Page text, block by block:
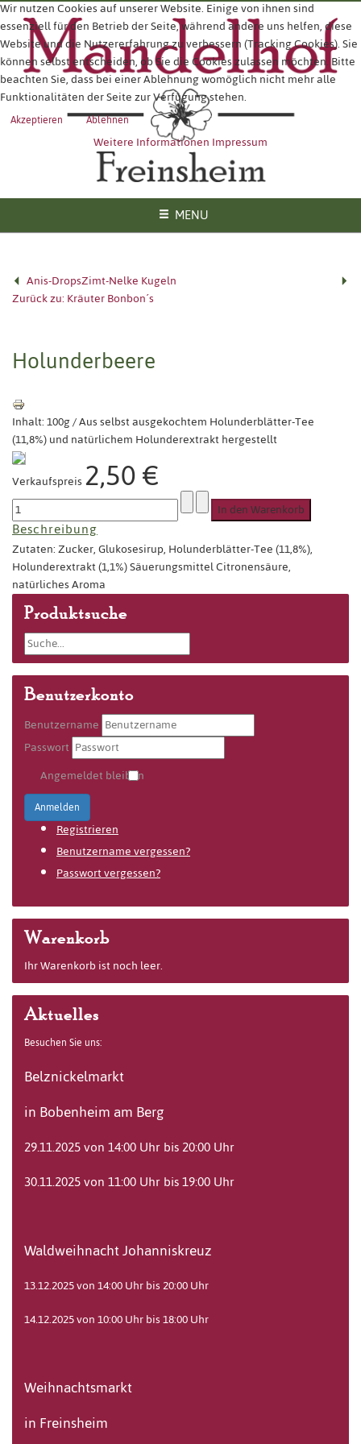
MENU
Anis-DropsZimt-Nelke Kugeln
Zurück zu: Kräuter Bonbon´s
Holunderbeere
Inhalt: 100g / Aus selbst ausgekochtem Holunderblätter-Tee
(11,8%) und natürlichem Holunderextrakt hergestellt
Verkaufspreis2,50 €
Beschreibung
Zutaten: Zucker, Glukosesirup, Holunderblätter-Tee (11,8%),
Holunderextrakt (1,1%) Säuerungsmittel Citronensäure,
natürliches Aroma
Produktsuche
Benutzerkonto
Benutzername
Passwort
Angemeldet bleiben
Anmelden
Registrieren
Benutzername vergessen?
Passwort vergessen?
Warenkorb
Ihr Warenkorb ist noch leer.
Aktuelles
Besuchen Sie uns:
Belznickelmarkt
in Bobenheim am Berg
29.11.2025 von 14:00 Uhr bis 20:00 Uhr
30.11.2025 von 11:00 Uhr bis 19:00 Uhr
Waldweihnacht Johanniskreuz
13.12.2025 von 14:00 Uhr bis 20:00 Uhr
14.12.2025 von 10:00 Uhr bis 18:00 Uhr
Weihnachtsmarkt
in Freinsheim
Wir nutzen Cookies auf unserer Website. Einige von ihnen sind
essenziell für den Betrieb der Seite, während andere uns helfen, diese
Website und die Nutzererfahrung zu verbessern (Tracking Cookies). Sie
können selbst entscheiden, ob Sie die Cookies zulassen möchten. Bitte
beachten Sie, dass bei einer Ablehnung womöglich nicht mehr alle
Funktionalitäten der Seite zur Verfügung stehen.
Akzeptieren Ablehnen
Weitere InformationenImpressum